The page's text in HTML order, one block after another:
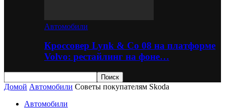
Автомобили
Кроссовер Lynk & Co 08 на платформе
Volvo: рестайлинг на фоне…
Домой Автомобили Советы покупателям Skoda
Автомобили